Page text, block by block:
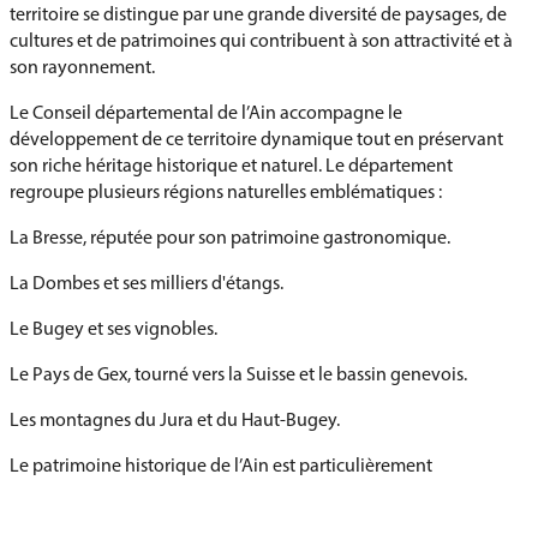
territoire se distingue par une grande diversité de paysages, de
cultures et de patrimoines qui contribuent à son attractivité et à
son rayonnement.
Le Conseil départemental de l’Ain accompagne le
développement de ce territoire dynamique tout en préservant
son riche héritage historique et naturel. Le département
regroupe plusieurs régions naturelles emblématiques :
La Bresse, réputée pour son patrimoine gastronomique.
La Dombes et ses milliers d'étangs.
Le Bugey et ses vignobles.
Le Pays de Gex, tourné vers la Suisse et le bassin genevois.
Les montagnes du Jura et du Haut-Bugey.
Le patrimoine historique de l’Ain est particulièrement